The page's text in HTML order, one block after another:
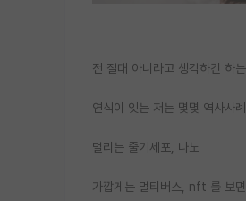
전 절대 아니라고 생각하긴 하
연식이 잇는 저는 몇몇 역사사
멀리는 줄기세포, 나노
가깝게는 멀티버스, nft 를 보